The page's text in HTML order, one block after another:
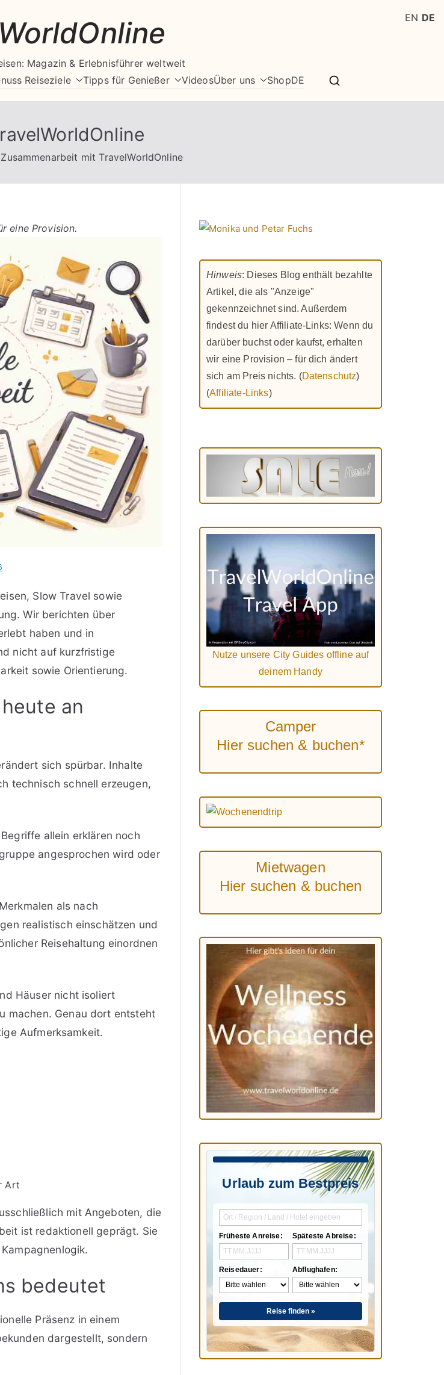
Magazin & Erlebnisführer weltweit
Reiseziele Tipps für Genießer VideosÜber uns ShopDE
mit TravelWorldOnline
eine Provision.
Slow Travel sowie
Wir berichten über
haben und in
nicht auf kurzfristige
sowie Orientierung.
an
sich spürbar. Inhalte
technisch schnell erzeugen,
allein erklären noch
angesprochen wird oder
als nach
realistisch einschätzen und
Reisehaltung einordnen
Häuser nicht isoliert
machen. Genau dort entsteht
Aufmerksamkeit.
Art
mit Angeboten, die
ist redaktionell geprägt. Sie
bedeutet
Präsenz in einem
dargestellt, sondern
Hinweis: Dieses Blog enthält bezahlte
Artikel, die als "Anzeige"
gekennzeichnet sind. Außerdem
findest du hier Affiliate-Links: Wenn du
darüber buchst oder kaufst, erhalten
wir eine Provision – für dich ändert
sich am Preis nichts. (Datenschutz)
(Affiliate-Links)
Nutze unsere City Guides offline auf
deinem Handy
Camper
Hier suchen & buchen*
Mietwagen
Hier suchen & buchen
Urlaub zum Bestpreis
Früheste Anreise:
Reisedauer:
Späteste Abreise:
Abflughafen:
Reise finden »
EN DE